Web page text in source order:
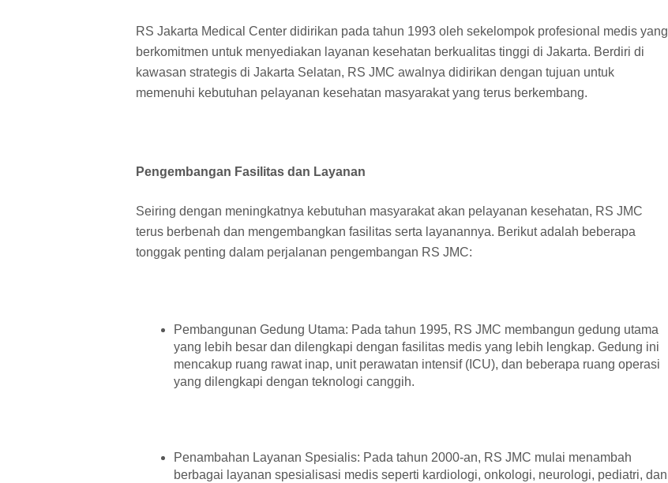
RS Jakarta Medical Center didirikan pada tahun 1993 oleh sekelompok profesional medis yang
berkomitmen untuk menyediakan layanan kesehatan berkualitas tinggi di Jakarta. Berdiri di
kawasan strategis di Jakarta Selatan, RS JMC awalnya didirikan dengan tujuan untuk
memenuhi kebutuhan pelayanan kesehatan masyarakat yang terus berkembang.
Pengembangan Fasilitas dan Layanan
Seiring dengan meningkatnya kebutuhan masyarakat akan pelayanan kesehatan, RS JMC
terus berbenah dan mengembangkan fasilitas serta layanannya. Berikut adalah beberapa
tonggak penting dalam perjalanan pengembangan RS JMC:
Pembangunan Gedung Utama: Pada tahun 1995, RS JMC membangun gedung utama
yang lebih besar dan dilengkapi dengan fasilitas medis yang lebih lengkap. Gedung ini
mencakup ruang rawat inap, unit perawatan intensif (ICU), dan beberapa ruang operasi
yang dilengkapi dengan teknologi canggih.
Penambahan Layanan Spesialis: Pada tahun 2000-an, RS JMC mulai menambah
berbagai layanan spesialisasi medis seperti kardiologi, onkologi, neurologi, pediatri, dan